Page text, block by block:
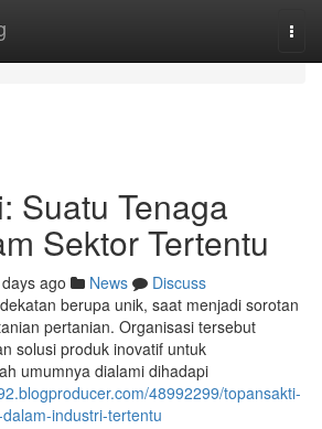
Suatu Tenaga
Sektor Tertentu
ago News
Discuss
berupa unik, saat menjadi sorotan
pertanian. Organisasi tersebut
solusi produk inovatif untuk
umumnya dialami dihadapi
48992299/topansakti-
industri-tertentu